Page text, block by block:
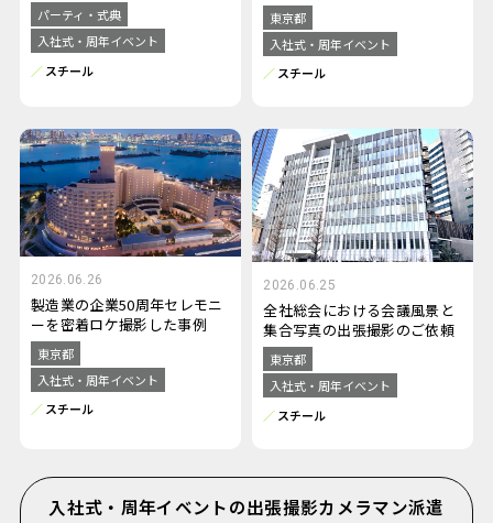
パーティ・式典
入社式・周年イベント
スチール
東京都
入社式・周年イベント
スチール
2026.06.26
製造業の企業50周年セレモニ
ーを密着ロケ撮影した事例
東京都
入社式・周年イベント
スチール
2026.06.25
全社総会における会議風景と
集合写真の出張撮影のご依頼
東京都
入社式・周年イベント
スチール
入社式・周年イベントの出張撮影カメラマン派遣